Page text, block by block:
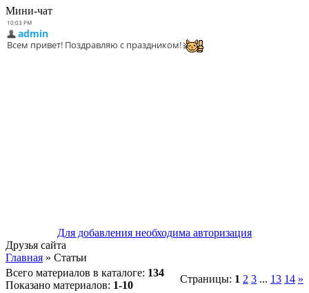
Мини-чат
Для добавления необходима авторизация
Друзья сайта
Главная » Статьи
Всего материалов в каталоге: 134
Показано материалов: 1-10
Страницы: 1 2 3 ... 13 14 »